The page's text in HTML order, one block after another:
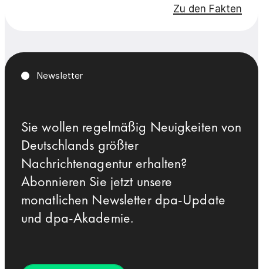
Zu den Fakten
Newsletter
Sie wollen regelmäßig Neuigkeiten von
Deutschlands größter
Nachrichtenagentur erhalten?
Abonnieren Sie jetzt unsere
monatlichen Newsletter dpa-Update
und dpa-Akademie.